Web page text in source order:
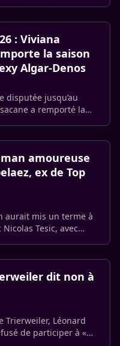
: Viviana
la saison
Algar-Denos
disputée jusqu’au
a remporté la
amoureuse
ex de Top
aurait mis un terme à
Tesic, avec
dit non à
Trierweiler, Léonard
de participer à «